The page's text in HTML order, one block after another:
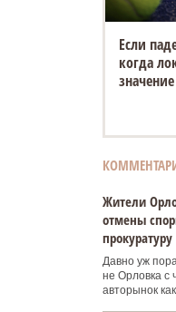
Если
когда
значение
Жители
отмены
Давно уж
не Орловка с
авторынок